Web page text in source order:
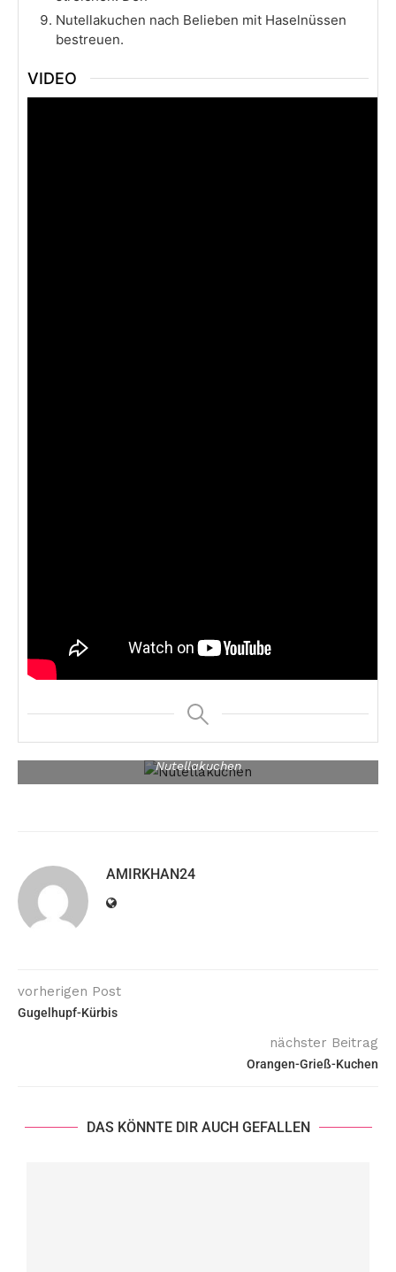
Nutellakuchen nach Belieben mit Haselnüssen
bestreuen.
VIDEO
Nutellakuchen
AMIRKHAN24
vorherigen Post
Gugelhupf-Kürbis
nächster Beitrag
Orangen-Grieß-Kuchen
DAS KÖNNTE DIR AUCH GEFALLEN